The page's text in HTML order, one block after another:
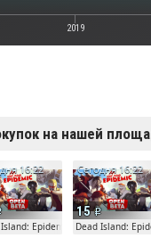
2019
на нашей
16:22
Epidemic
15
Сегодня 16:22
Dead Island: